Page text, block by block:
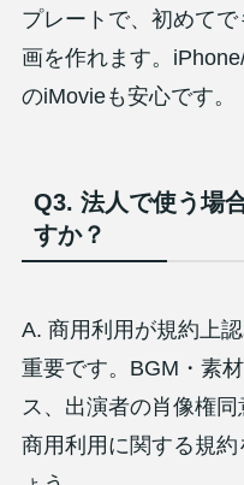
プレートで、初めて
画を作れます。
のiMovieも安心です。
Q3. 法人で使う場
すか？
A. 商用利用が規約上
重要です。BGM・素
ス、出演者の肖像権
商用利用に関する規